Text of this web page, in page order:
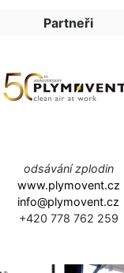
Partneři
odsávání zplodin
www.plymovent.cz
info@plymovent.cz
+420 778 762 259